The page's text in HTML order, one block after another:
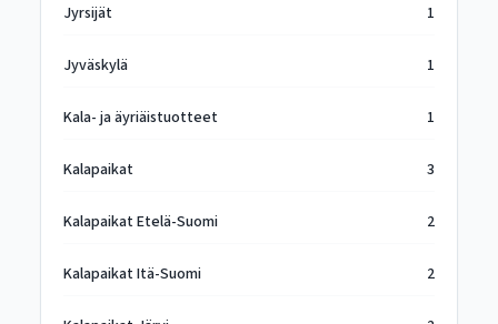
Jyrsijät 1
Jyväskylä 1
Kala- ja äyriäistuotteet 1
Kalapaikat 3
Kalapaikat Etelä-Suomi 2
Kalapaikat Itä-Suomi 2